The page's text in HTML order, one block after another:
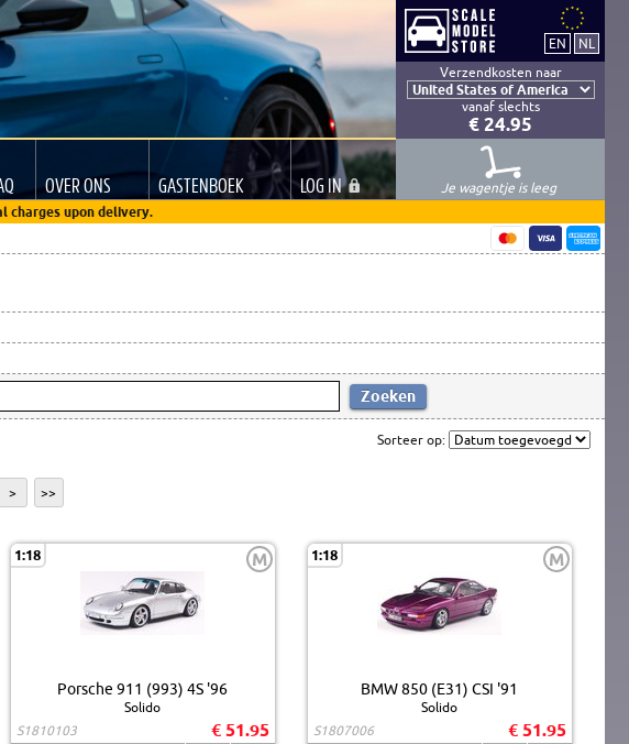
Verzendkosten naar
vanaf slechts
€ 24.95
OVER ONS GASTENBOEK LOGIN
Je wagentje is leeg
charges upon delivery.
Sorteer op:
> >>
1:18 M
Porsche 911 (993) 4S '96
Solido
S1810103
€ 51.95
1:18 M
BMW 850 (E31) CSI '91
Solido
S1807006
€ 51.95